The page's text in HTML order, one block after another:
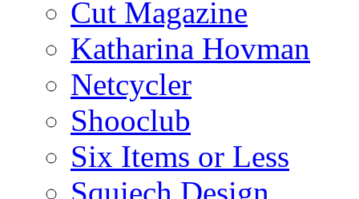
Cut Magazine
Katharina Hovman
Netcycler
Shooclub
Six Items or Less